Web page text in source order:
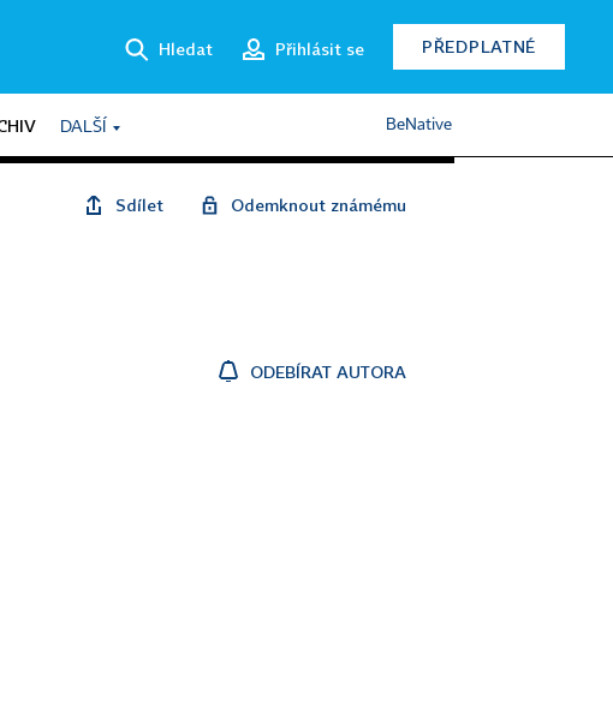
Hledat Přihlásit se PŘEDPLATNÉ
DALŠÍ BeNative
Sdílet Odemknout známému
ODEBÍRAT AUTORA